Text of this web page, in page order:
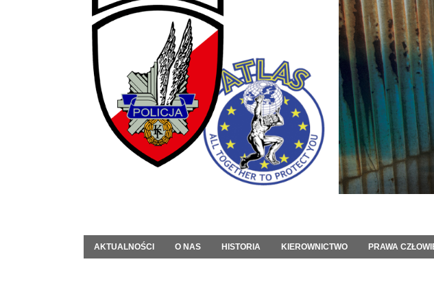
AKTUALNOŚCI O NAS HISTORIA KIEROWNICTWO PRAWA